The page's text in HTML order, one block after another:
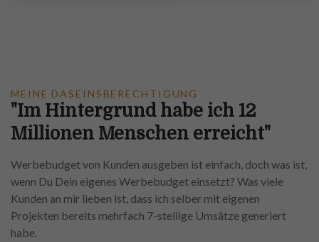
MEINE DASEINSBERECHTIGUNG
"Im Hintergrund habe ich 12
Millionen Menschen erreicht"
Werbebudget von Kunden ausgeben ist einfach, doch was ist,
wenn Du Dein eigenes Werbebudget einsetzt? Was viele
Kunden an mir lieben ist, dass ich selber mit eigenen
Projekten bereits mehrfach 7-stellige Umsätze generiert
habe.